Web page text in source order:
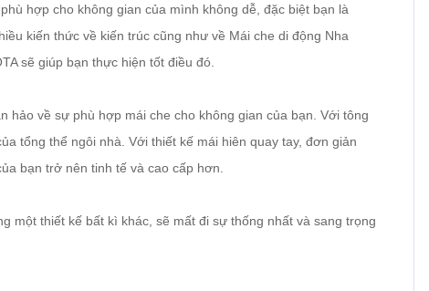
hợp cho không gian của mình không dễ, đặc biệt bạn là
kiến thức về kiến trúc cũng như về Mái che di động Nha
sẽ giúp bạn thực hiện tốt điều đó.
hảo về sự phù hợp mái che cho không gian của bạn. Với tông
tổng thể ngôi nhà. Với thiết kế mái hiên quay tay, đơn giản
bạn trở nên tinh tế và cao cấp hơn.
một thiết kế bất kì khác, sẽ mất đi sự thống nhất và sang trọng